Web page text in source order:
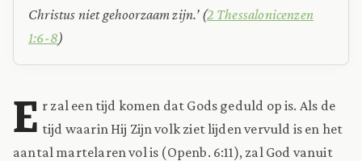
Christus niet gehoorzaam zijn.’ (2 Thessalonicenzen
1:6-8)
E r zal een tijd komen dat Gods geduld op is. Als de
tijd waarin Hij Zijn volk ziet lijden vervuld is en het
aantal martelaren vol is (Openb. 6:11), zal God vanuit